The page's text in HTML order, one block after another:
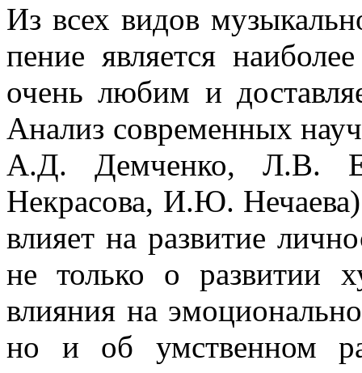
Из всех видов
пение является
очень любим и
Анализ современных
А.Д. Демченко, Л.В.
Некрасова, И.Ю. Нечаева)
влияет на развитие
не только о развитии
влияния на
но и об умственном